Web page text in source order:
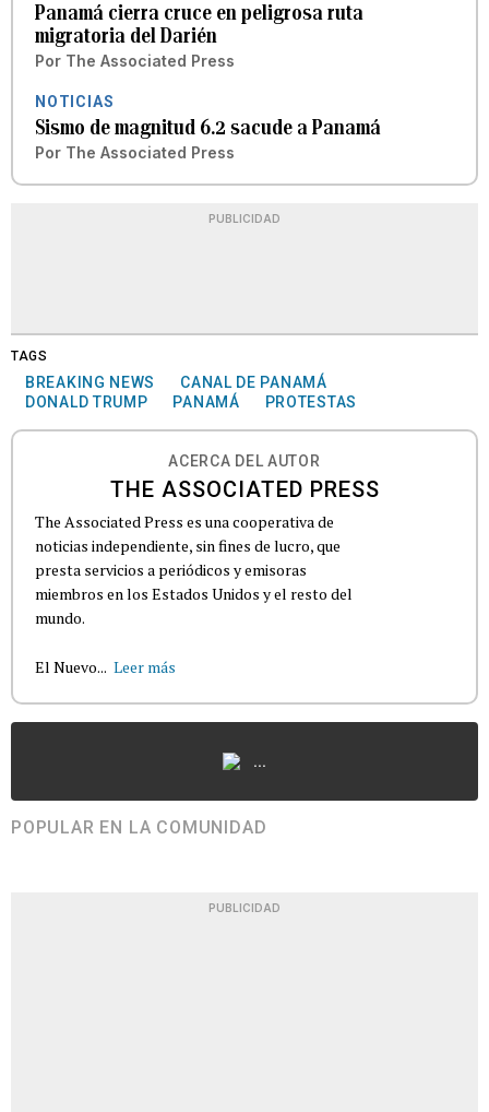
Panamá cierra cruce en peligrosa ruta
migratoria del Darién
Por The Associated Press
NOTICIAS
Sismo de magnitud 6.2 sacude a Panamá
Por The Associated Press
PUBLICIDAD
TAGS
BREAKING NEWS
CANAL DE PANAMÁ
DONALD TRUMP
PANAMÁ PROTESTAS
ACERCA DEL AUTOR
THE ASSOCIATED PRESS
The Associated Press es una cooperativa de
noticias independiente, sin fines de lucro, que
presta servicios a periódicos y emisoras
miembros en los Estados Unidos y el resto del
mundo.
El Nuevo... Leer más
...
POPULAR EN LA COMUNIDAD
PUBLICIDAD